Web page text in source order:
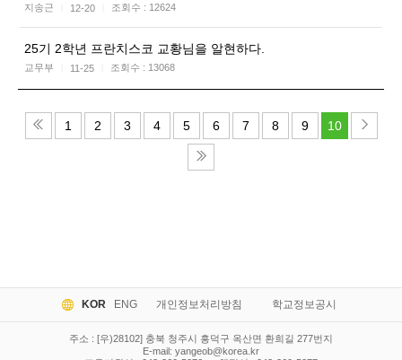
지송근 12-20 조회수 : 12624
25기 2학년 프란치스코 교황님을 알현하다.
교무부 11-25 조회수 : 13068
1 2 3 4 5 6 7 8 9 10
KOR ENG 개인정보처리방침 학교정보공시
주소 : [우)28102] 충북 청주시 흥덕구 옥산면 환희길 277번지
E-mail: yangeob@korea.kr